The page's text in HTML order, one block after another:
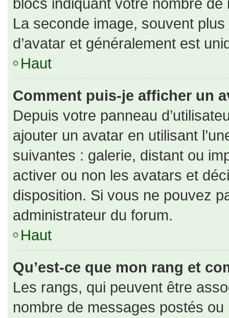
La seconde image, souvent
d’avatar et généralement est
Haut
Comment puis-je afficher un
Depuis votre panneau
ajouter un avatar en utilisant
suivantes : galerie, distant ou
activer ou non les avatars et
disposition. Si vous ne pouvez
administrateur du forum.
Haut
Qu’est-ce que mon rang et
Les rangs, qui peuvent être
nombre de messages postés